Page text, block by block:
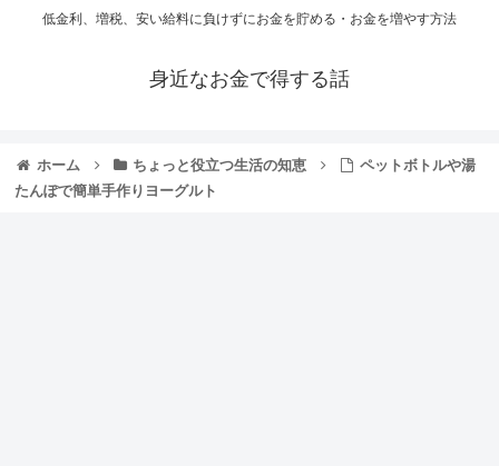
低金利、増税、安い給料に負けずにお金を貯める・お金を増やす方法
身近なお金で得する話
ホーム ちょっと役立つ生活の知恵
ペットボトルや湯
たんぽで簡単手作りヨーグルト